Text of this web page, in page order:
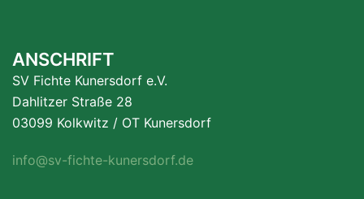
ANSCHRIFT
SV Fichte Kunersdorf e.V.
Dahlitzer Straße 28
03099 Kolkwitz / OT Kunersdorf
info@sv-fichte-kunersdorf.de